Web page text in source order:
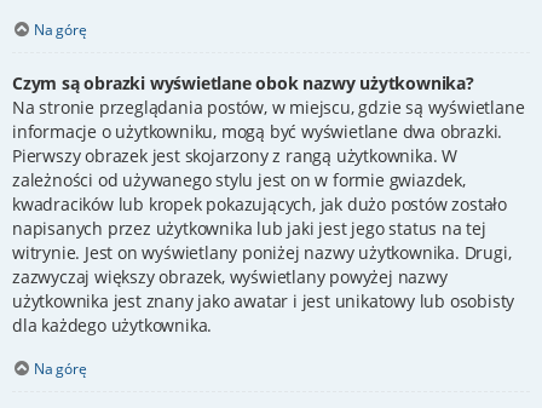
Na górę
Czym są obrazki wyświetlane obok nazwy użytkownika?
Na stronie przeglądania postów, w miejscu, gdzie są wyświetlane
informacje o użytkowniku, mogą być wyświetlane dwa obrazki.
Pierwszy obrazek jest skojarzony z rangą użytkownika. W
zależności od używanego stylu jest on w formie gwiazdek,
kwadracików lub kropek pokazujących, jak dużo postów zostało
napisanych przez użytkownika lub jaki jest jego status na tej
witrynie. Jest on wyświetlany poniżej nazwy użytkownika. Drugi,
zazwyczaj większy obrazek, wyświetlany powyżej nazwy
użytkownika jest znany jako awatar i jest unikatowy lub osobisty
dla każdego użytkownika.
Na górę